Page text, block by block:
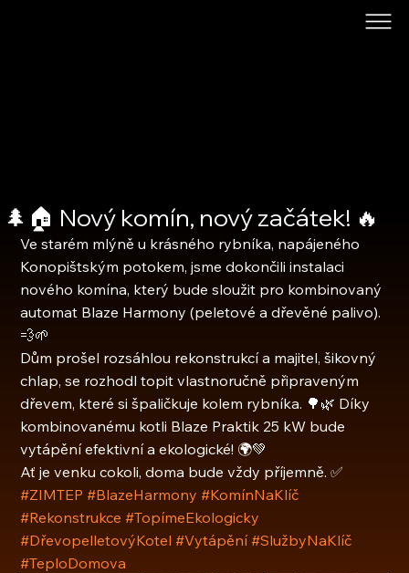
🌲🏠 Nový komín, nový začátek! 🔥
Ve starém mlýně u krásného rybníka, napájeného
Konopištským potokem, jsme dokončili instalaci
nového komína, který bude sloužit pro kombinovaný
automat Blaze Harmony (peletové a dřevěné palivo).
💨🌱
Dům prošel rozsáhlou rekonstrukcí a majitel, šikovný
chlap, se rozhodl topit vlastnoručně připraveným
dřevem, které si špaličkuje kolem rybníka. 🌳🌿 Díky
kombinovanému kotli Blaze Praktik 25 kW bude
vytápění efektivní a ekologické! 🌍💚
Ať je venku cokoli, doma bude vždy příjemně. ✅
#ZIMTEP #BlazeHarmony #KomínNaKlíč
#Rekonstrukce #TopímeEkologicky
#DřevopelletovýKotel #Vytápění #SlužbyNaKlíč
#TeploDomova